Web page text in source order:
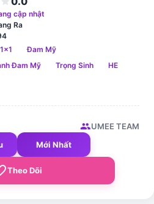
cập nhật
Ra
1x1
Đam Mỹ
Đam Mỹ
Trọng Sinh HE
groupUMEE TEAM
Mới Nhất
Theo Dõi